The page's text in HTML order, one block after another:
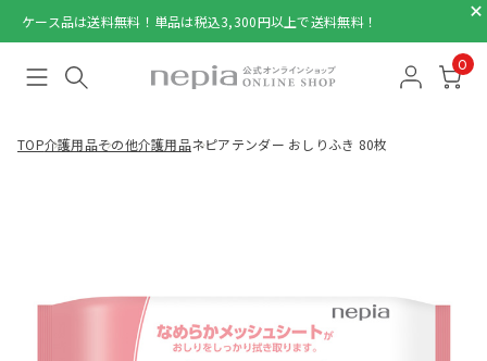
ケース品は送料無料！単品は税込3,300円以上で送料無料！
0
TOP介護用品その他介護用品ネピアテンダー おしりふき 80枚